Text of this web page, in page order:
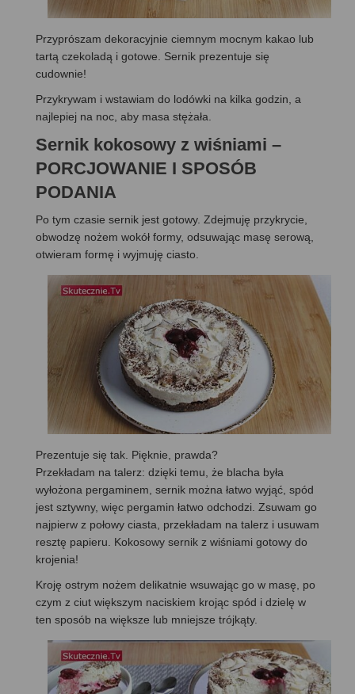
Przyprószam dekoracyjnie ciemnym mocnym kakao lub
tartą czekoladą i gotowe. Sernik prezentuje się
cudownie!
Przykrywam i wstawiam do lodówki na kilka godzin, a
najlepiej na noc, aby masa stężała.
Sernik kokosowy z wiśniami –
PORCJOWANIE I SPOSÓB
PODANIA
Po tym czasie sernik jest gotowy. Zdejmuję przykrycie,
obwodzę nożem wokół formy, odsuwając masę serową,
otwieram formę i wyjmuję ciasto.
Prezentuje się tak. Pięknie, prawda?
Przekładam na talerz: dzięki temu, że blacha była
wyłożona pergaminem, sernik można łatwo wyjąć, spód
jest sztywny, więc pergamin łatwo odchodzi. Zsuwam go
najpierw z połowy ciasta, przekładam na talerz i usuwam
resztę papieru. Kokosowy sernik z wiśniami gotowy do
krojenia!
Kroję ostrym nożem delikatnie wsuwając go w masę, po
czym z ciut większym naciskiem krojąc spód i dzielę w
ten sposób na większe lub mniejsze trójkąty.